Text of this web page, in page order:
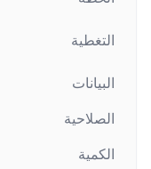
التغطية
البيانات
الصلاحية
الكمية